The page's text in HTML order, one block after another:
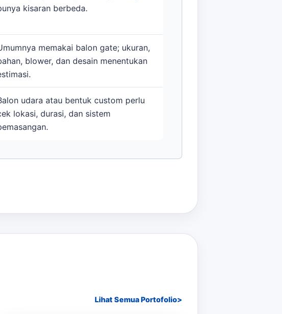
kisaran berbeda.
memakai balon gate; ukuran,
blower, dan desain menentukan
udara atau bentuk custom perlu
lokasi, durasi, dan sistem
Lihat Semua Portofolio